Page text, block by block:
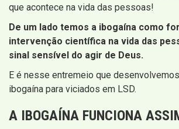
que acontece na vida das pessoas!
De um lado temos a ibogaína como
intervenção científica na vida das
sinal sensível do agir de Deus.
E é nesse entremeio que
ibogaína para viciados em LSD.
A IBOGAÍNA FUNCIONA